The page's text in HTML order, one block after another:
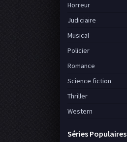
Horreur
Judiciaire
Musical
Policier
Romance
Science fiction
Thriller
Western
Séries Populaires